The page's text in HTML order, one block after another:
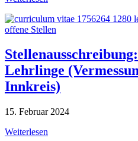
offene Stellen
Lehrlinge
Innkreis)
15. Februar 2024
Weiterlesen